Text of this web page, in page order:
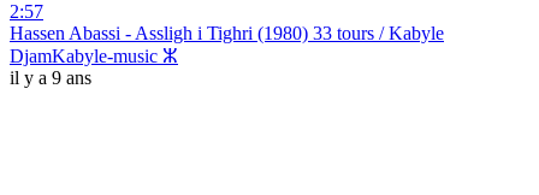
2:57
Hassen Abassi - Assligh i Tighri (1980) 33 tours / Kabyle
DjamKabyle-music ⵣ
il y a 9 ans